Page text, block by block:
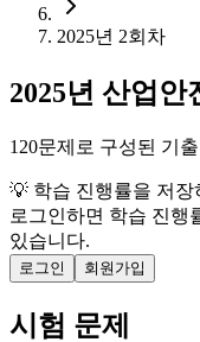
2025년 2회차
2025년 산업안
120문제로 구성된 기
💡 학습 진행률을 저장
로그인하면 학습 진행
있습니다.
로그인 회원가입
시험 문제